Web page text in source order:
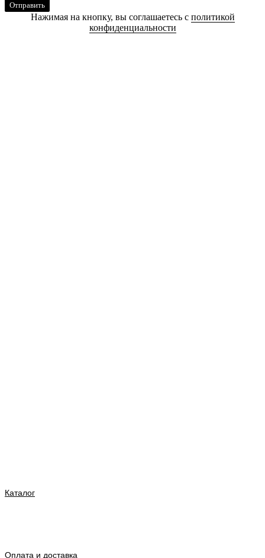
Каталог
Оплата и доставка
Отправить
Нажимая на кнопку, вы соглашаетесь с политикой
конфиденциальности